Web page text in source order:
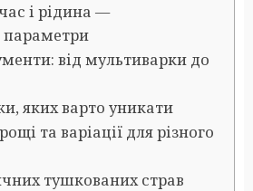
і рідина —
параметри
від мультиварки до
яких варто уникати
та варіації для різного
тушкованих страв